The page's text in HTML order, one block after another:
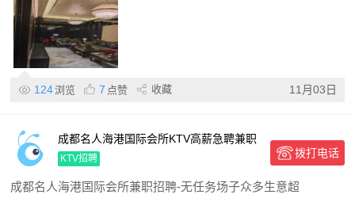
124浏览 7 点赞 收藏 11月03日
成都名人海港国际会所KTV高薪急聘兼职
服务员/无任务场子多,轻松日结
KTV招聘 拨打电话
成都名人海港国际会所兼职招聘-无任务场子众多生意超